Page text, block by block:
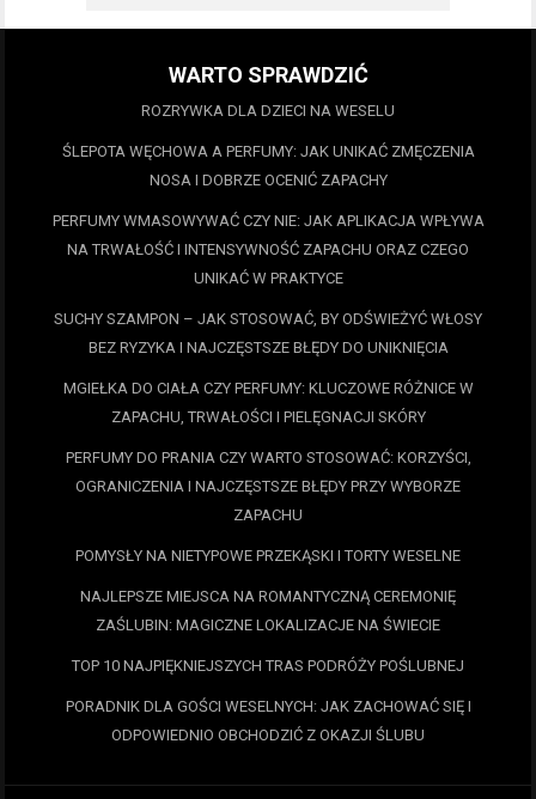
WARTO SPRAWDZIĆ
ROZRYWKA DLA DZIECI NA WESELU
ŚLEPOTA WĘCHOWA A PERFUMY: JAK UNIKAĆ ZMĘCZENIA
NOSA I DOBRZE OCENIĆ ZAPACHY
PERFUMY WMASOWYWAĆ CZY NIE: JAK APLIKACJA WPŁYWA
NA TRWAŁOŚĆ I INTENSYWNOŚĆ ZAPACHU ORAZ CZEGO
UNIKAĆ W PRAKTYCE
SUCHY SZAMPON – JAK STOSOWAĆ, BY ODŚWIEŻYĆ WŁOSY
BEZ RYZYKA I NAJCZĘSTSZE BŁĘDY DO UNIKNIĘCIA
MGIEŁKA DO CIAŁA CZY PERFUMY: KLUCZOWE RÓŻNICE W
ZAPACHU, TRWAŁOŚCI I PIELĘGNACJI SKÓRY
PERFUMY DO PRANIA CZY WARTO STOSOWAĆ: KORZYŚCI,
OGRANICZENIA I NAJCZĘSTSZE BŁĘDY PRZY WYBORZE
ZAPACHU
POMYSŁY NA NIETYPOWE PRZEKĄSKI I TORTY WESELNE
NAJLEPSZE MIEJSCA NA ROMANTYCZNĄ CEREMONIĘ
ZAŚLUBIN: MAGICZNE LOKALIZACJE NA ŚWIECIE
TOP 10 NAJPIĘKNIEJSZYCH TRAS PODRÓŻY POŚLUBNEJ
PORADNIK DLA GOŚCI WESELNYCH: JAK ZACHOWAĆ SIĘ I
ODPOWIEDNIO OBCHODZIĆ Z OKAZJI ŚLUBU